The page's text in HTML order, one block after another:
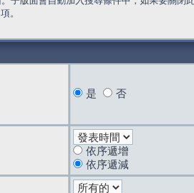
。
是 否
依序遞增
依序遞減